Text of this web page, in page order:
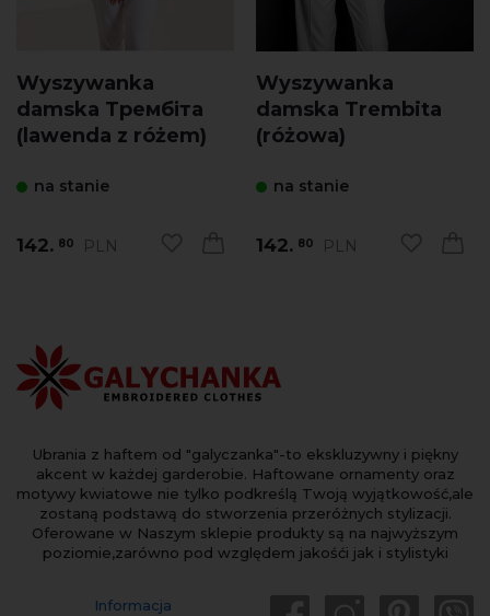
Wyszywanka
damska Трембіта
(lawenda z różem)
na stanie
142. 80 PLN
Wyszywanka
damska Trembita
(różowa)
na stanie
142. 80 PLN
Ubrania z haftem od "galyczanka"-to ekskluzywny i piękny
akcent w każdej garderobie. Haftowane ornamenty oraz
motywy kwiatowe nie tylko podkreślą Twoją wyjątkowość,ale
zostaną podstawą do stworzenia przeróżnych stylizacji.
Oferowane w Naszym sklepie produkty są na najwyższym
poziomie,zarówno pod względem jakośći jak i stylistyki
Informacja